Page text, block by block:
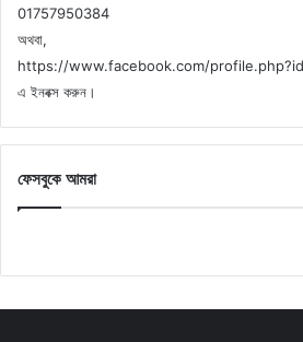
01757950384
অথবা,
https://www.facebook.com/
এ ইনবক্স করুন।
ফেসবুকে আমরা